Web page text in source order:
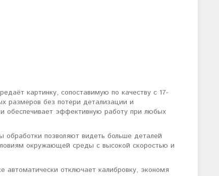
картинку, сопоставимую по качеству с 17-
размеров без потери детализации и
обеспечивает эффективную работу при любых
позволяют видеть больше деталей
окружающей среды с высокой скоростью и
автоматически отключает калибровку, экономя